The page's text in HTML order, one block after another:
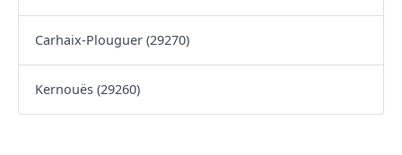
Carhaix-Plouguer (29270)
Kernouës (29260)